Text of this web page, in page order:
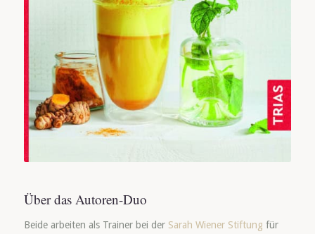
Über das Autoren-Duo
Beide arbeiten als Trainer bei der Sarah Wiener Stiftung für